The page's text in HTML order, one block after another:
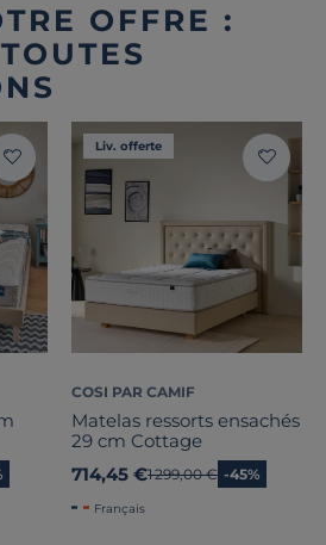
OFFRE :
Liv. offerte
COSI PAR CAMIF
Matelas ressorts ensachés
29 cm Cottage
714,45 €Ancien prix
1 299,00 € -45%
Français